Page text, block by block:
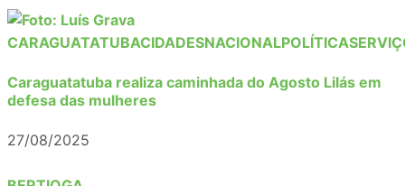
CARAGUATATUBACIDADESNACIONALPOLÍTICA
Caraguatatuba realiza caminhada do Agosto Lilás em
defesa das mulheres
27/08/2025